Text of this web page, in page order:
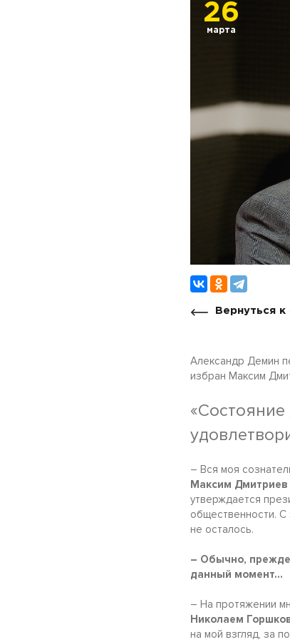
26
марта
Вернуться к
Александр Демин
избран Максим
«Состояние
– Вся моя
Максим Дмитриев
утверждается
общественности. С
не осталось.
– Обычно, прежде
данный момент…
– На протяжении
Николаем
на мой взгляд, за